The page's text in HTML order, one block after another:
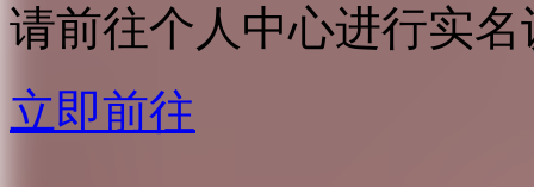
请前往个人中心进行实名
立即前往